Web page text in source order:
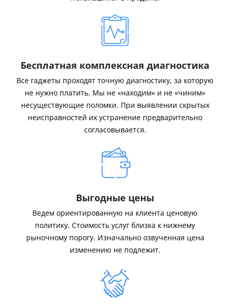
Бесплатная комплексная диагностика
Все гаджеты проходят точную диагностику, за которую
не нужно платить. Мы не «находим» и не «чиним»
несуществующие поломки. При выявлении скрытых
неисправностей их устранение предварительно
согласовывается.
Выгодные цены
Ведем ориентированную на клиента ценовую
политику. Стоимость услуг близка к нижнему
рыночному порогу. Изначально озвученная цена
изменению не подлежит.